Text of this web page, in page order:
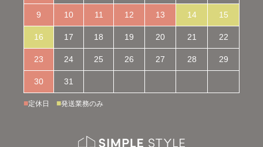
9 10 11 12 13 14 15
16 17 18 19 20 21 22
23 24 25 26 27 28 29
30 31
■定休日 ■発送業務のみ